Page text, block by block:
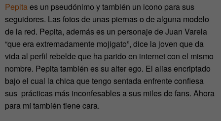
Pepita es un pseudónimo y también un icono para sus
seguidores. Las fotos de unas piernas o de alguna modelo
de la red. Pepita, además es un personaje de Juan Varela
“que era extremadamente mojigato”, dice la joven que da
vida al perfil rebelde que ha parido en internet con el mismo
nombre. Pepita también es su alter ego. El alias encriptado
bajo el cual la chica que tengo sentada enfrente confiesa
sus prácticas más inconfesables a sus miles de fans. Ahora
para mí también tiene cara.